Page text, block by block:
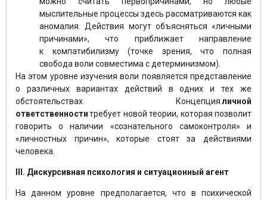
мыслительные процессы здесь рассматриваются как
аномалия. Действия могут объясняться «личными
причинами», что приближает направление
к компатибилизму (точке зрения, что полная
свобода воли совместима с детерминизмом).
На этом уровне изучения воли появляется представление
о различных вариантах действий в одних и тех же
обстоятельствах. Концепцияличной
ответственноститребует новой теории, которая позволит
говорить о наличии «сознательного самоконтроля» и
«личностных причин», которые стоят за действиями
человека.
III. Дискурсивная психология и ситуационный агент
На данном уровне предполагается, что в психической